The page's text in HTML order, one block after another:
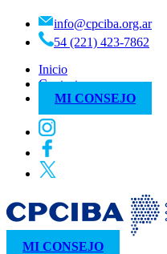
info@cpciba.org.ar
54 (221) 423-7862
Inicio
Contacto
MI CONSEJO
MI CONSEJO